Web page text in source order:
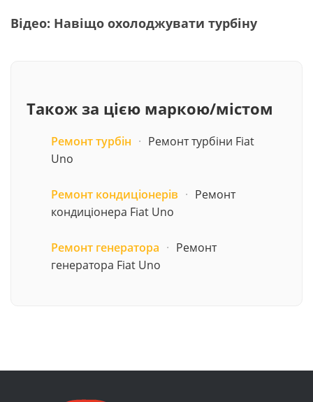
Відео: Навіщо охолоджувати турбіну
Також за цією маркою/містом
Ремонт турбін · Ремонт турбіни Fiat
Uno
Ремонт кондиціонерів · Ремонт
кондиціонера Fiat Uno
Ремонт генератора · Ремонт
генератора Fiat Uno